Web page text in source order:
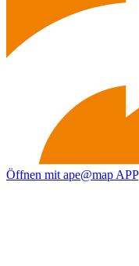
Öffnen mit ape@map APP